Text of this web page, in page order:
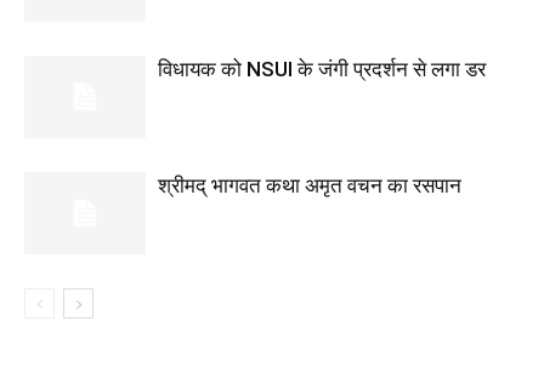
विधायक को NSUI के जंगी प्रदर्शन से लगा डर
श्रीमद् भागवत कथा अमृत वचन का रसपान